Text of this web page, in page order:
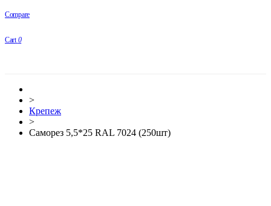
Compare
Cart 0
>
Крепеж
>
Саморез 5,5*25 RAL 7024 (250шт)